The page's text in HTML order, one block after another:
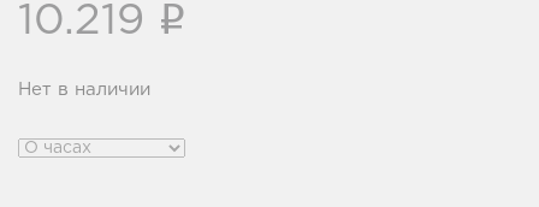
10.219 i
Нет в наличии